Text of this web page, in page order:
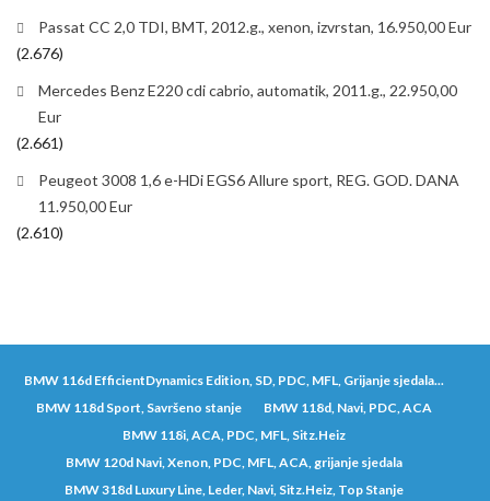
Passat CC 2,0 TDI, BMT, 2012.g., xenon, izvrstan, 16.950,00 Eur
(2.676)
Mercedes Benz E220 cdi cabrio, automatik, 2011.g., 22.950,00
Eur
(2.661)
Peugeot 3008 1,6 e-HDi EGS6 Allure sport, REG. GOD. DANA
11.950,00 Eur
(2.610)
BMW 116d EfficientDynamics Edition, SD, PDC, MFL, Grijanje sjedala...
BMW 118d Sport, Savršeno stanje
BMW 118d, Navi, PDC, ACA
BMW 118i, ACA, PDC, MFL, Sitz.Heiz
BMW 120d Navi, Xenon, PDC, MFL, ACA, grijanje sjedala
BMW 318d Luxury Line, Leder, Navi, Sitz.Heiz, Top Stanje